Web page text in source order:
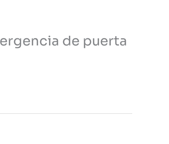
de puerta